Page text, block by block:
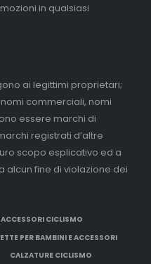
in qualsiasi
ai legittimi proprietari;
commerciali, nomi
essere marchi di
registrati d’altre
scopo esplicativo ed a
alcun fine di violazione dei
ACCESSORI CICLISMO
PER BAMBINI E ACCESSORI
CALZATURE CICLISMO